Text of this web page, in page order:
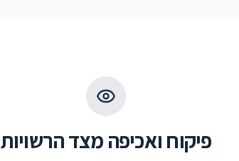
פיקוח ואכיפה מצד הרשויות